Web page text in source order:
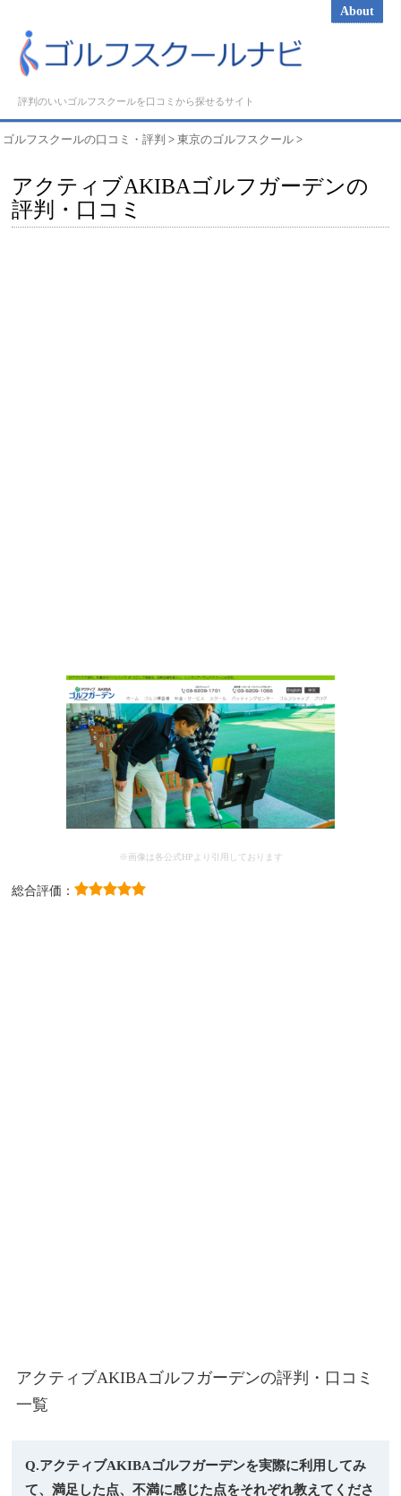
About
評判のいいゴルフスクールを口コミから探せるサイト
ゴルフスクールの口コミ・評判 > 東京のゴルフスクール >
アクティブAKIBAゴルフガーデンの
評判・口コミ
※画像は各公式HPより引用しております
総合評価：
アクティブAKIBAゴルフガーデンの評判・口コミ
一覧
Q.アクティブAKIBAゴルフガーデンを実際に利用してみ
て、満足した点、不満に感じた点をそれぞれ教えてくださ